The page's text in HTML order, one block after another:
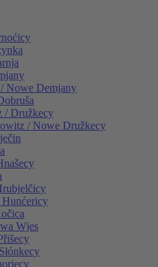
Nowe Demjany
/ Družkecy
/ Nowe Družkecy
Hunćericy
Wjes